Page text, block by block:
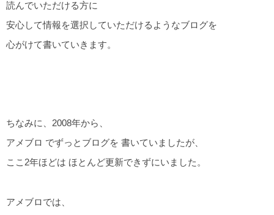
読んでいただける方に
安心して情報を選択していただけるようなブログを
心がけて書いていきます。
ちなみに、2008年から、
アメブロ でずっとブログを 書いていましたが、
ここ2年ほどは ほとんど更新できずにいました。
アメブロでは、